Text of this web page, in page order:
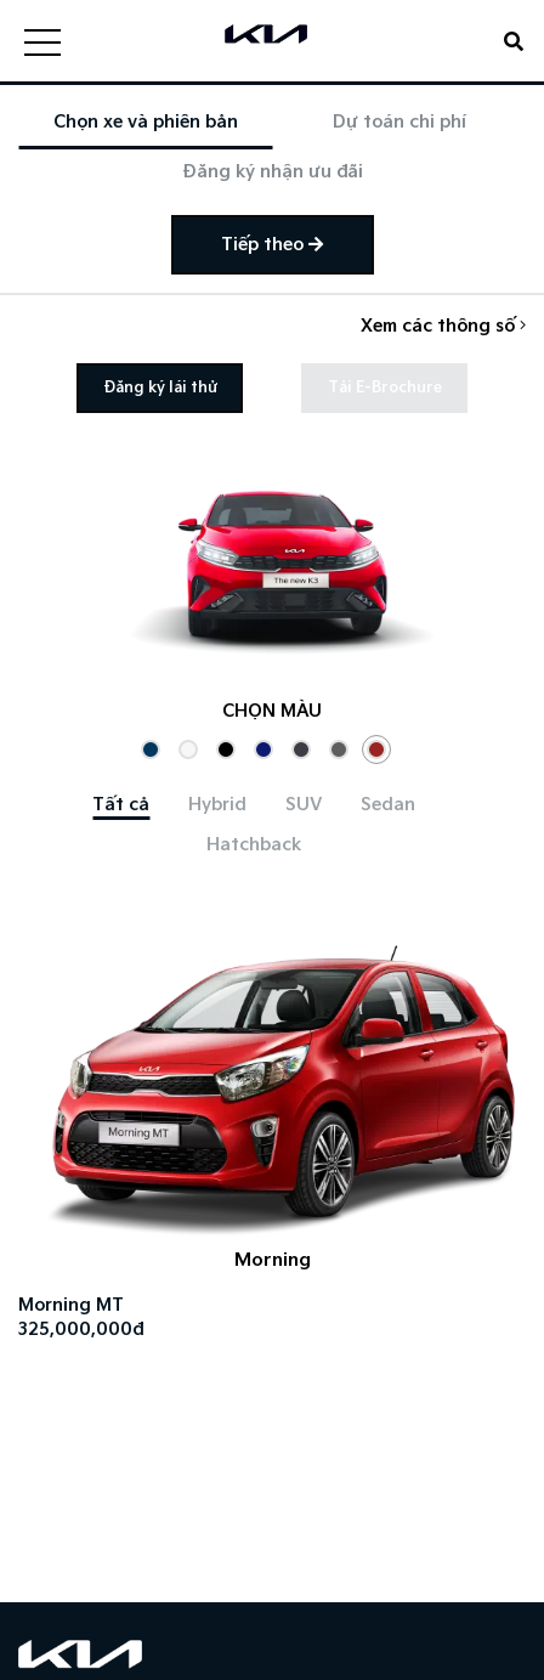
Chọn xe và phiên bản Dự toán chi phí
Đăng ký nhận ưu đãi
Tiếp theo
Xem các thông số
Đăng ký lái thử Tải E-Brochure
CHỌN MÀU
Tất cả Hybrid SUV
Sedan
Hatchback
Morning
Morning MT
325,000,000đ